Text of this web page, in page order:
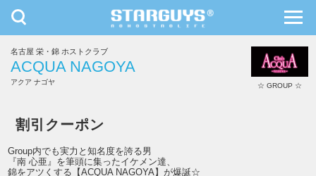
九州・沖縄 北海道・東北
toggle
navigation
名古屋 栄・錦 ホストクラブ
ACQUA NAGOYA
アクア ナゴヤ ☆ GROUP ☆
割引クーポン
Group内でも実力と知名度を誇る男
『南 心亜』を筆頭に集ったイケメン達、
錦をアツくする【ACQUA NAGOYA】が爆誕☆